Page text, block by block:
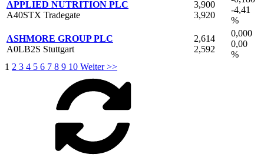
APPLIED NUTRITION PLC
A40STX Tradegate
3,900
3,920
-4,41
%
ASHMORE GROUP PLC
A0LB2S Stuttgart
2,614
2,592
0,000
0,00
%
1 2 3 4 5 6 7 8 9 10 Weiter >>